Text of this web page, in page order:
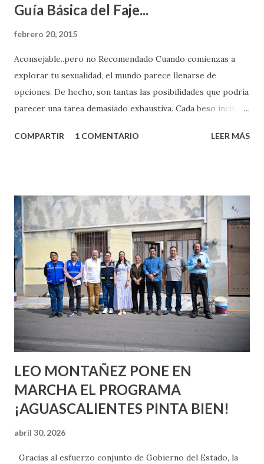
Guía Básica del Faje...
febrero 20, 2015
Aconsejable..pero no Recomendado Cuando comienzas a
explorar tu sexualidad, el mundo parece llenarse de
opciones. De hecho, son tantas las posibilidades que podría
parecer una tarea demasiado exhaustiva. Cada beso incita
partes de ti que jamás hubieras imaginado. El problema es
conoces ni la mitad de lo que deberías saber. Pero incluso
quienes ya han tenido relaciones sexuales no son expertos
o expertas en el tema. Siempre hay algo nuevo que
aprender y nuevas experiencias que conocer. Si eres una
chica y aún no has tenido relaciones sexuales, tal vez
pienses que el sexo será increíble y no puedas esperar para
experimentarlo, pero como cualquier persona con
experiencia te dirá, siempre es mejor cuando ambas partes
son suficientemen...
COMPARTIR 1 COMENTARIO LEER MÁS
LEO MONTAÑEZ PONE EN
MARCHA EL PROGRAMA
¡AGUASCALIENTES PINTA BIEN!
abril 30, 2026
Gracias al esfuerzo conjunto de Gobierno del Estado, la